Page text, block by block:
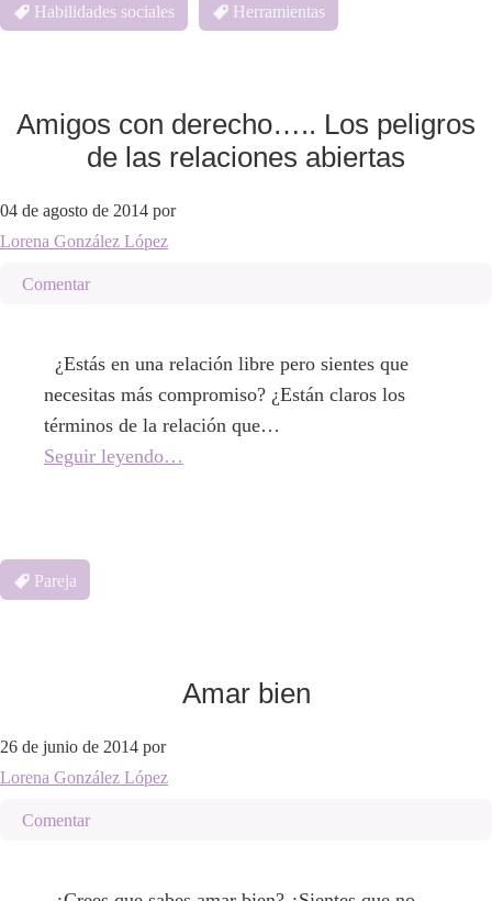
Habilidades sociales Herramientas
Amigos con derecho….. Los peligros
de las relaciones abiertas
04 de agosto de 2014 por
Lorena González López
Comentar
¿Estás en una relación libre pero sientes que
necesitas más compromiso? ¿Están claros los
términos de la relación que…
Seguir leyendo…
Pareja
Amar bien
26 de junio de 2014 por
Lorena González López
Comentar